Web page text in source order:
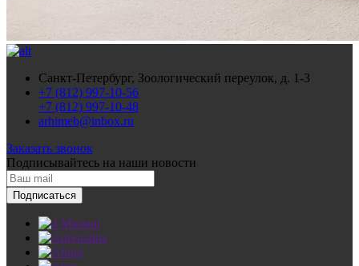
Санкт-Петербург, Зоологический переулок, д. 1-3
+7 (812) 997-10-56
+7 (812) 997-10-48
arhimeb@inbox.ru
Заказать звонок
Подписывайтесь на наши новости